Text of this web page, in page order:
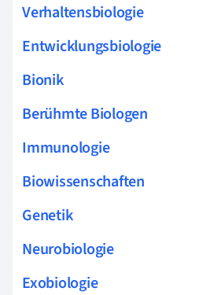
Verhaltensbiologie
Entwicklungsbiologie
Bionik
Berühmte Biologen
Immunologie
Biowissenschaften
Genetik
Neurobiologie
Exobiologie